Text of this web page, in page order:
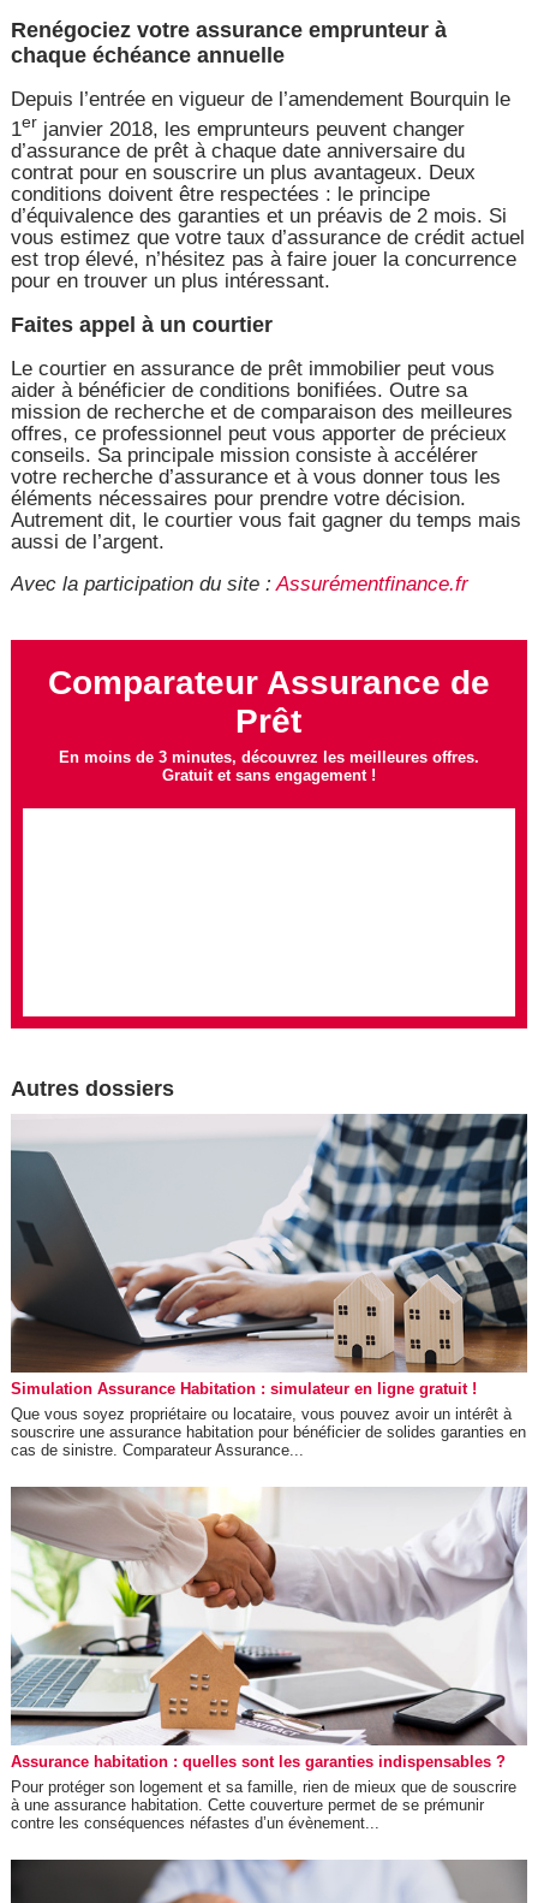
Renégociez votre assurance emprunteur à
chaque échéance annuelle
Depuis l’entrée en vigueur de l’amendement Bourquin le
1er janvier 2018, les emprunteurs peuvent changer
d’assurance de prêt à chaque date anniversaire du
contrat pour en souscrire un plus avantageux. Deux
conditions doivent être respectées : le principe
d’équivalence des garanties et un préavis de 2 mois. Si
vous estimez que votre taux d’assurance de crédit actuel
est trop élevé, n’hésitez pas à faire jouer la concurrence
pour en trouver un plus intéressant.
Faites appel à un courtier
Le courtier en assurance de prêt immobilier peut vous
aider à bénéficier de conditions bonifiées. Outre sa
mission de recherche et de comparaison des meilleures
offres, ce professionnel peut vous apporter de précieux
conseils. Sa principale mission consiste à accélérer
votre recherche d’assurance et à vous donner tous les
éléments nécessaires pour prendre votre décision.
Autrement dit, le courtier vous fait gagner du temps mais
aussi de l’argent.
Avec la participation du site : Assurémentfinance.fr
Comparateur Assurance de
Prêt
En moins de 3 minutes, découvrez les meilleures offres.
Gratuit et sans engagement !
Autres dossiers
Simulation Assurance Habitation : simulateur en ligne gratuit !
Que vous soyez propriétaire ou locataire, vous pouvez avoir un intérêt à
souscrire une assurance habitation pour bénéficier de solides garanties en
cas de sinistre. Comparateur Assurance...
Assurance habitation : quelles sont les garanties indispensables ?
Pour protéger son logement et sa famille, rien de mieux que de souscrire
à une assurance habitation. Cette couverture permet de se prémunir
contre les conséquences néfastes d’un évènement...